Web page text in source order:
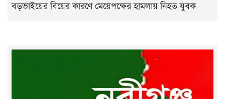
বড়ভাইয়ের বিয়ের কারণে মেয়েপক্ষের হামলায় নিহত যুবক